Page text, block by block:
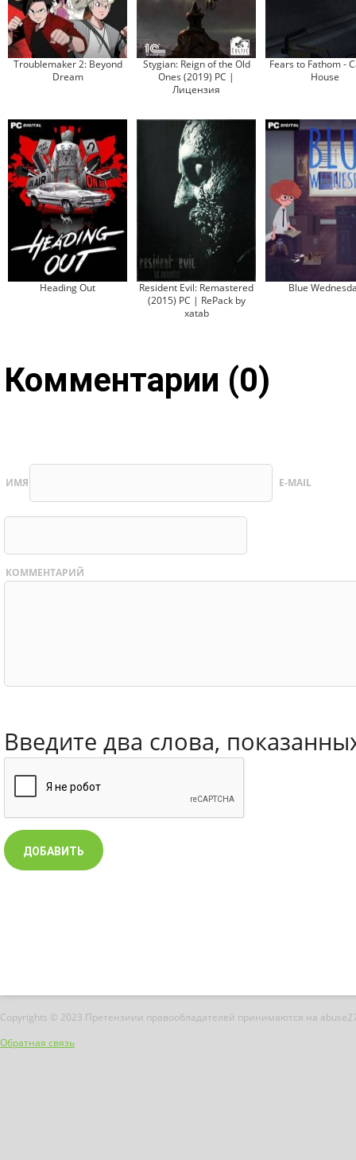
Troublemaker 2: Beyond
Dream
Stygian: Reign of the Old
Ones (2019) PC |
Лицензия
Fears to Fathom -
House
Heading Out
Resident Evil: Remastered
(2015) PC | RePack by
xatab
Blue
Комментарии (0)
ИМЯ E-MAIL
КОММЕНТАРИЙ
Введите два слова,
Copyrights © 2023 Претензиии правообладателей принимаются на
Обратная связь